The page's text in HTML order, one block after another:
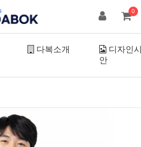
0
다복소개
디자인
안